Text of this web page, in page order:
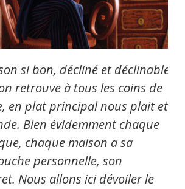
si bon, décliné et déclinable
retrouve à tous les coins de
en plat principal nous plait et
Bien évidemment chaque
chaque maison a sa
personnelle, son
Nous allons ici dévoiler le